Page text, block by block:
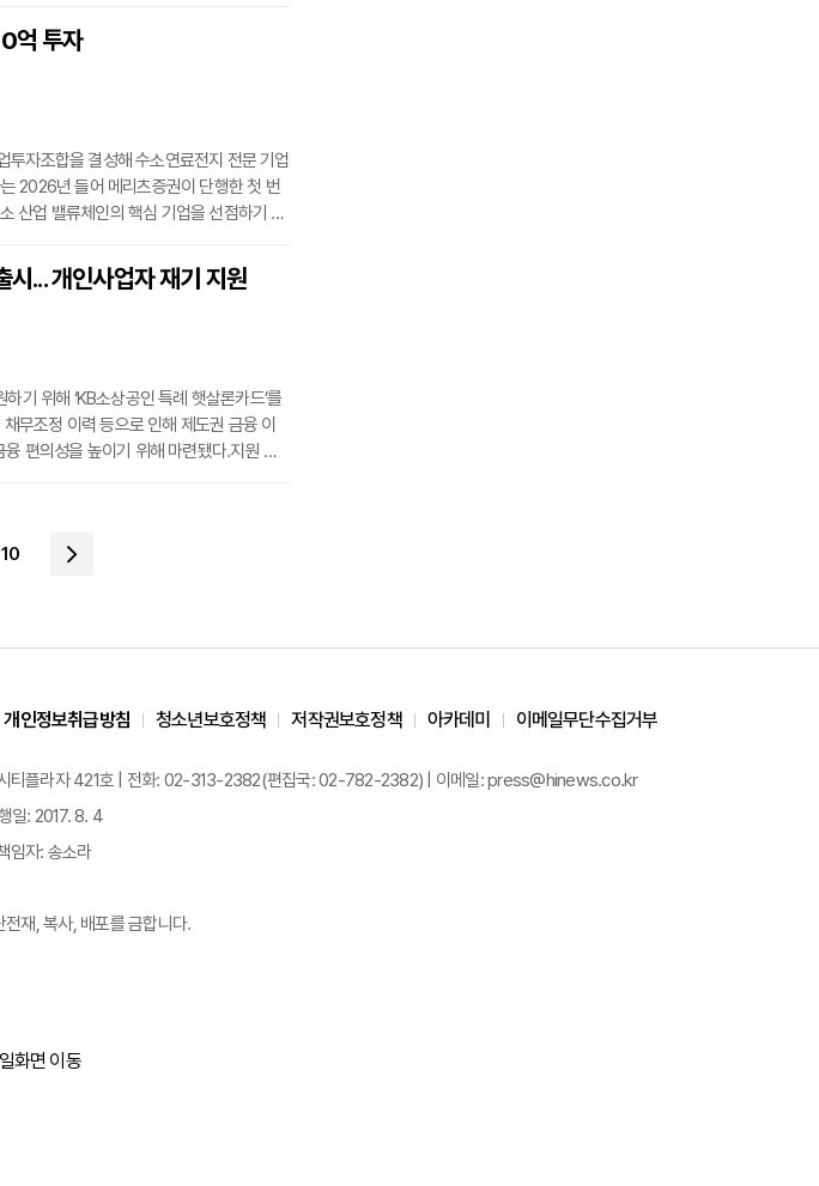
장 불안으로 전이될 가능성을 예의주시하
을 중심으로 주요 계열사 대표이사와 핵
억 투자
자조합을 결성해 수소연료전지 전문 기업
2026년 들어 메리츠증권이 단행한 첫 번
산업 밸류체인의 핵심 기업을 선점하기 위
상용화 가능한 SOFC 기술을 보유한 것
인정받고 있다. 최근에는 발전용 SOFC
시... 개인사업자 재기 지원
기 위해 ‘KB소상공인 특례 햇살론카드’를
무조정 이력 등으로 인해 제도권 금융 이
편의성을 높이기 위해 마련됐다.지원 대
10
개인정보취급방침 청소년보호정책 저작권보호정책 아카데미 이메일무단수집거부
티플라자 421호 | 전화: 02-313-2382(편집국: 02-782-2382) | 이메일: press@hinews.co.kr
일: 2017. 8. 4
임자: 송소라
재, 복사, 배포를 금합니다.